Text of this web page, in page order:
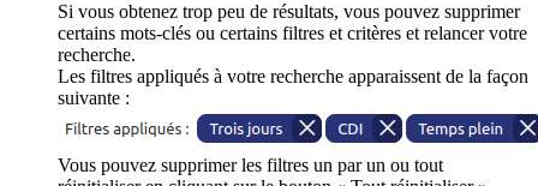
Si vous obtenez trop peu de résultats, vous pouvez supprimer
certains mots-clés ou certains filtres et critères et relancer votre
recherche.
Les filtres appliqués à votre recherche apparaissent de la façon
suivante :
Vous pouvez supprimer les filtres un par un ou tout